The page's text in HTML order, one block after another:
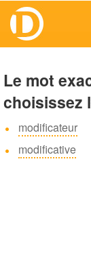
Le mot
choisissez
modificateur
modificative